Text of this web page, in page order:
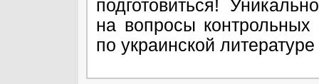
подготовиться!
на вопросы контрольных
по украинской литературе